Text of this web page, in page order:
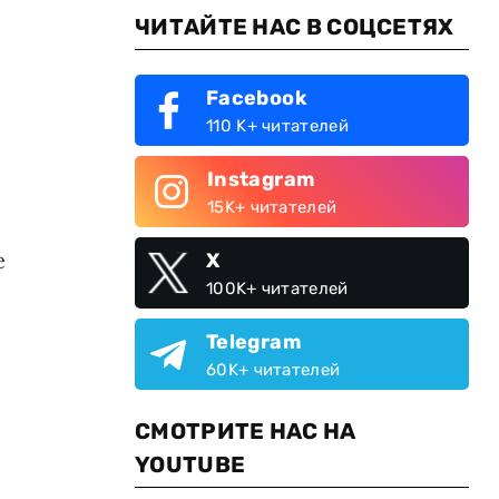
ЧИТАЙТЕ НАС В СОЦСЕТЯХ
Facebook
110 K+ читателей
Instagram
15K+ читателей
X
100K+ читателей
Telegram
60K+ читателей
СМОТРИТЕ НАС НА
YOUTUBE